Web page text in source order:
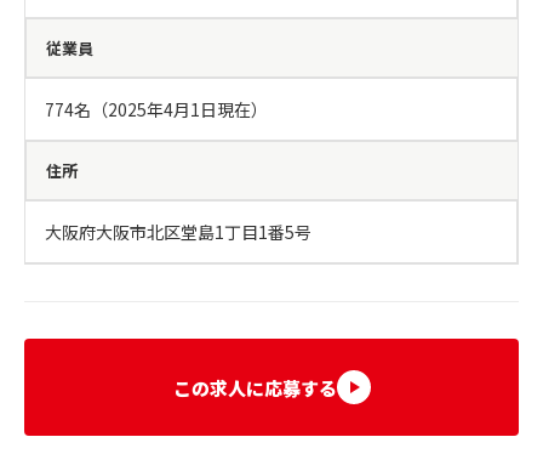
従業員
774名（2025年4月1日現在）
住所
大阪府大阪市北区堂島1丁目1番5号
この求人に応募する